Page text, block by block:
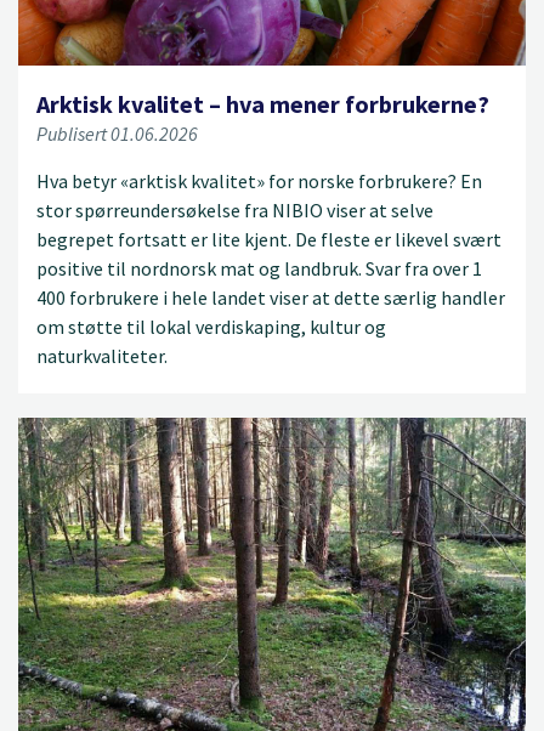
Arktisk kvalitet – hva mener forbrukerne?
Publisert 01.06.2026
Hva betyr «arktisk kvalitet» for norske forbrukere? En
stor spørreundersøkelse fra NIBIO viser at selve
begrepet fortsatt er lite kjent. De fleste er likevel svært
positive til nordnorsk mat og landbruk. Svar fra over 1
400 forbrukere i hele landet viser at dette særlig handler
om støtte til lokal verdiskaping, kultur og
naturkvaliteter.